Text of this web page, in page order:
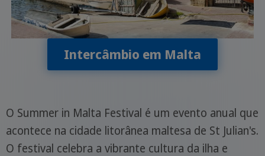
Intercâmbio em Malta
O Summer in Malta Festival é um evento anual que
acontece na cidade litorânea maltesa de St Julian's.
O festival celebra a vibrante cultura da ilha e